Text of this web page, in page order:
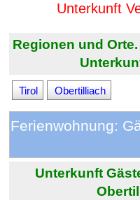
Unterkunft
Regionen und
Tirol Obertilliach
Ferienwohnung:
Unterkunft